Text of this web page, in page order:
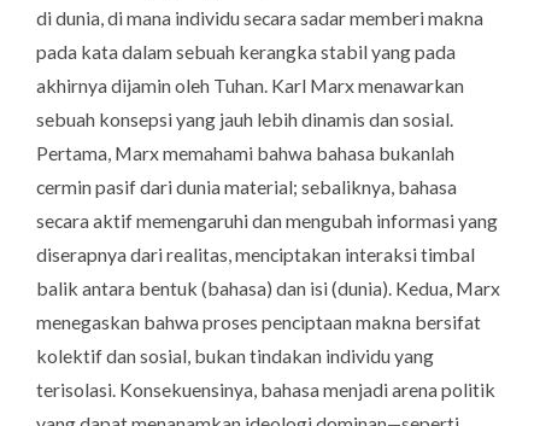
di dunia, di mana individu secara sadar memberi makna
pada kata dalam sebuah kerangka stabil yang pada
akhirnya dijamin oleh Tuhan. Karl Marx menawarkan
sebuah konsepsi yang jauh lebih dinamis dan sosial.
Pertama, Marx memahami bahwa bahasa bukanlah
cermin pasif dari dunia material; sebaliknya, bahasa
secara aktif memengaruhi dan mengubah informasi yang
diserapnya dari realitas, menciptakan interaksi timbal
balik antara bentuk (bahasa) dan isi (dunia). Kedua, Marx
menegaskan bahwa proses penciptaan makna bersifat
kolektif dan sosial, bukan tindakan individu yang
terisolasi. Konsekuensinya, bahasa menjadi arena politik